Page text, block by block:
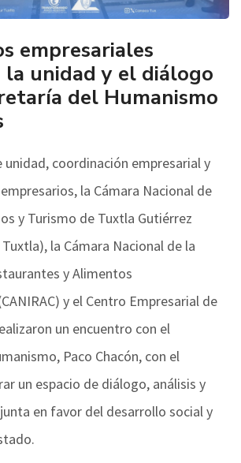
empresariales
unidad y el diálogo
del Humanismo
unidad, coordinación empresarial y
la Cámara Nacional de
y Turismo de Tuxtla Gutiérrez
la Cámara Nacional de la
y Alimentos
y el Centro Empresarial de
un encuentro con el
Paco Chacón, con el
un espacio de diálogo, análisis y
en favor del desarrollo social y